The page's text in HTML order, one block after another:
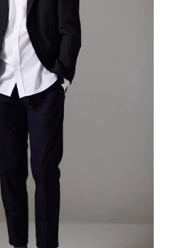
）さんのインスタグ